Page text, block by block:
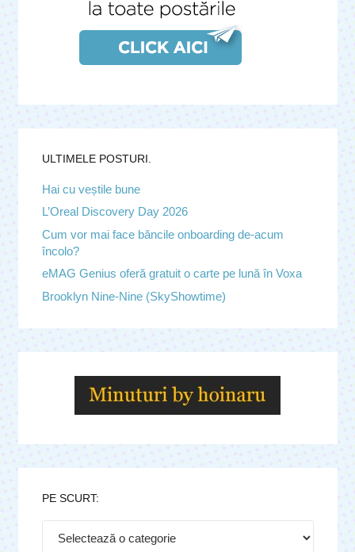
ULTIMELE POSTURI.
Hai cu veștile bune
L’Oreal Discovery Day 2026
Cum vor mai face băncile onboarding de-acum
încolo?
eMAG Genius oferă gratuit o carte pe lună în Voxa
Brooklyn Nine-Nine (SkyShowtime)
PE SCURT: